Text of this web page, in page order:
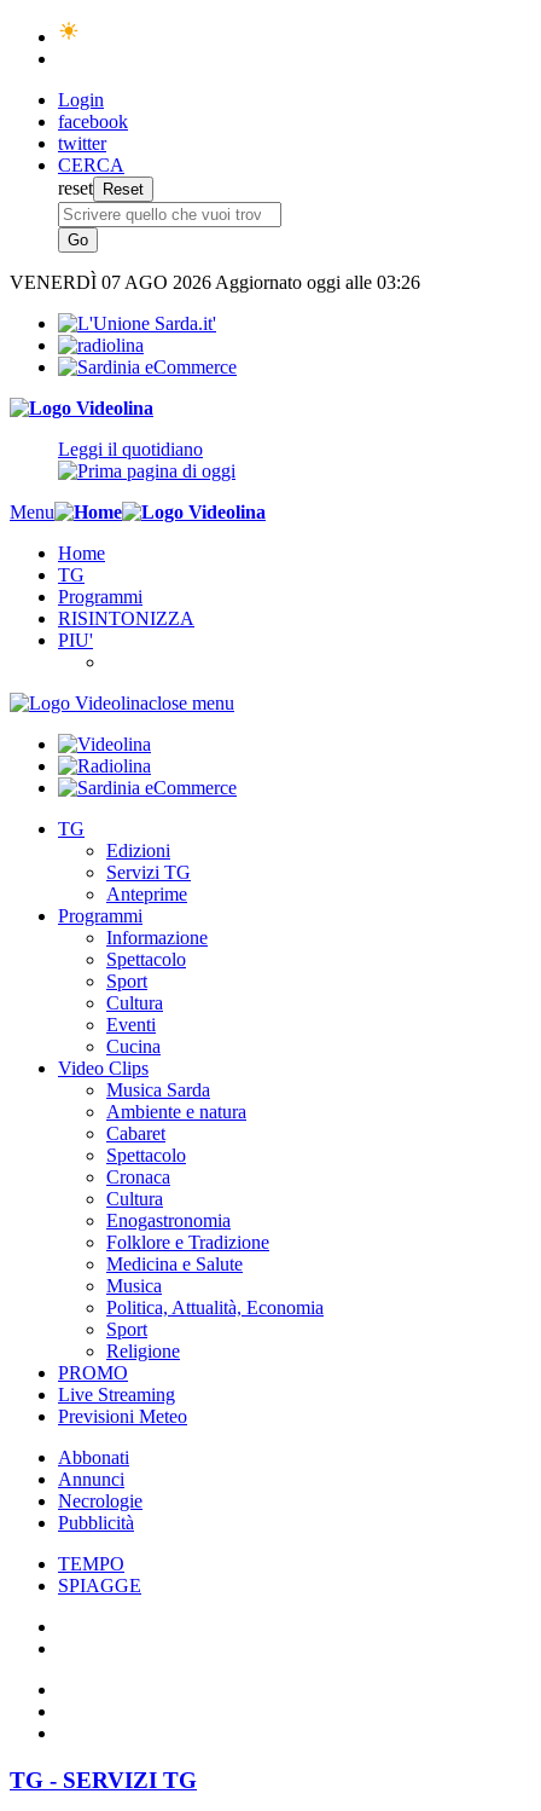
Login
facebook
twitter
CERCA
reset
VENERDÌ 07 AGO 2026 Aggiornato oggi alle 03:26
Leggi il quotidiano
Menu
Home
TG
Programmi
RISINTONIZZA
PIU'
close menu
TG
Edizioni
Servizi TG
Anteprime
Programmi
Informazione
Spettacolo
Sport
Cultura
Eventi
Cucina
Video Clips
Musica Sarda
Ambiente e natura
Cabaret
Spettacolo
Cronaca
Cultura
Enogastronomia
Folklore e Tradizione
Medicina e Salute
Musica
Politica, Attualità, Economia
Sport
Religione
PROMO
Live Streaming
Previsioni Meteo
Abbonati
Annunci
Necrologie
Pubblicità
TEMPO
SPIAGGE
TG - SERVIZI TG